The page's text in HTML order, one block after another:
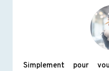
Simplement pour